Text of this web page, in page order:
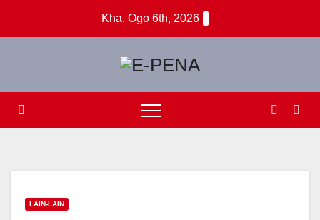
Kha. Ogo 6th, 2026
LAIN-LAIN